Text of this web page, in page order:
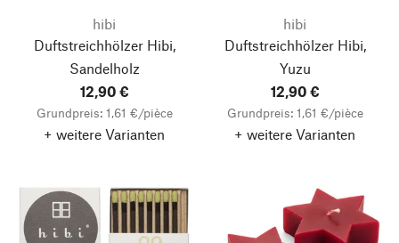
hibi
Duftstreichhölzer Hibi,
Sandelholz
12,90 €
Grundpreis: 1,61 €/pièce
+ weitere Varianten
hibi
Duftstreichhölzer Hibi,
Yuzu
12,90 €
Grundpreis: 1,61 €/pièce
+ weitere Varianten